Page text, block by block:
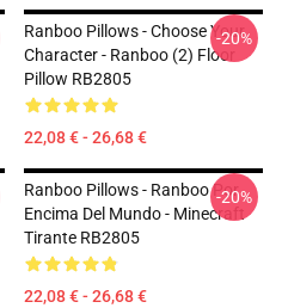
Ranboo Pillows - Choose Your
Character - Ranboo (2) Floor
Pillow RB2805
22,08 € - 26,68 €
-20%
Ranboo Pillows - Ranboo Por
Encima Del Mundo - Minecraft
Tirante RB2805
22,08 € - 26,68 €
-20%